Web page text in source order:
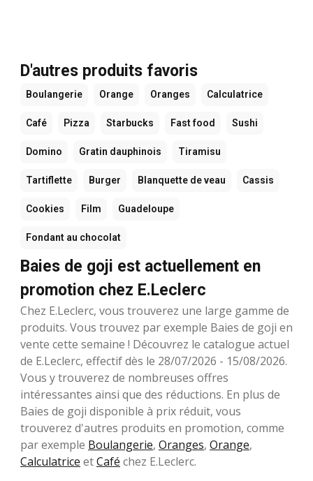
D'autres produits favoris
Boulangerie Orange Oranges Calculatrice
Café Pizza Starbucks Fast food Sushi
Domino Gratin dauphinois Tiramisu
Tartiflette Burger Blanquette de veau Cassis
Cookies Film Guadeloupe
Fondant au chocolat
Baies de goji est actuellement en
promotion chez E.Leclerc
Chez E.Leclerc, vous trouverez une large gamme de
produits. Vous trouvez par exemple Baies de goji en
vente cette semaine ! Découvrez le catalogue actuel
de E.Leclerc, effectif dès le 28/07/2026 - 15/08/2026.
Vous y trouverez de nombreuses offres
intéressantes ainsi que des réductions. En plus de
Baies de goji disponible à prix réduit, vous
trouverez d'autres produits en promotion, comme
par exemple Boulangerie, Oranges, Orange,
Calculatrice etCafé chez E.Leclerc.